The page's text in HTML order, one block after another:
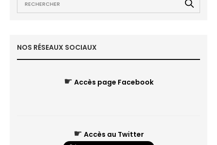
NOS RÉSEAUX SOCIAUX
☛ Accès page Facebook
☛ Accès au Twitter